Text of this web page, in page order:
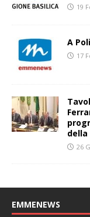
19
A
17
della
26
EMMENEWS